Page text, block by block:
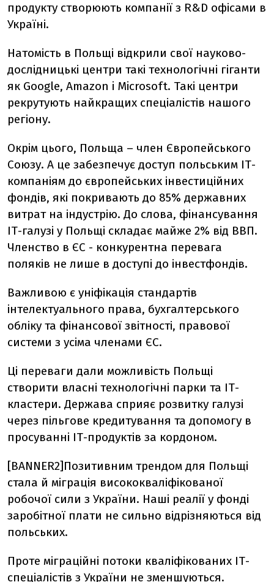
продукту створюють компанії з R&D офісами в
Україні.
Натомість в Польщі відкрили свої науково-
дослідницькі центри такі технологічні гіганти
як Google, Amazon i Microsoft. Такі центри
рекрутують найкращих спеціалістів нашого
регіону.
Окрім цього, Польща – член Європейського
Союзу. А це забезпечує доступ польським ІТ-
компаніям до європейських інвестиційних
фондів, які покривають до 85% державних
витрат на індустрію. До слова, фінансування
ІТ-галузі у Польщі складає майже 2% від ВВП.
Членство в ЄС - конкурентна перевага
поляків не лише в доступі до інвестфондів.
Важливою є уніфікація стандартів
інтелектуального права, бухгалтерського
обліку та фінансової звітності, правової
системи з усіма членами ЄС.
Ці переваги дали можливість Польщі
створити власні технологічні парки та ІТ-
кластери. Держава сприяє розвитку галузі
через пільгове кредитування та допомогу в
просуванні ІТ-продуктів за кордоном.
[BANNER2]Позитивним трендом для Польщі
стала й міграція висококваліфікованої
робочої сили з України. Наші реалії у фонді
заробітної плати не сильно відрізняються від
польських.
Проте міграційні потоки кваліфікованих ІТ-
спеціалістів з України не зменшуються.